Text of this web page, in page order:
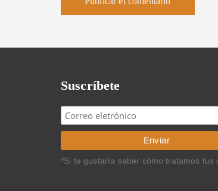
Suscríbete
*Si te gustaría saber cómo tratamos tus